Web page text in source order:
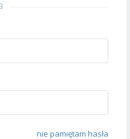
nie pamiętam hasła